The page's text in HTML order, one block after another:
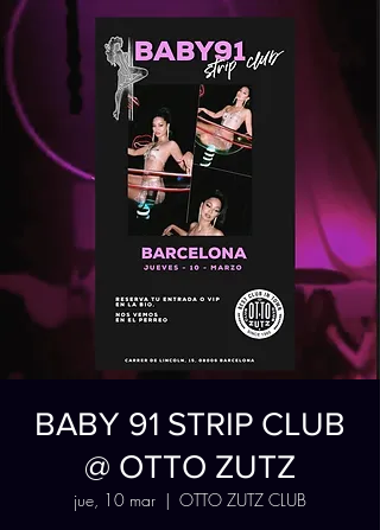
BABY 91 STRIP CLUB
@ OTTO ZUTZ
jue, 10 mar
  |
OTTO ZUTZ CLUB